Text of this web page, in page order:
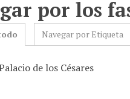
por los
Navegar por Etiqueta
de los Césares